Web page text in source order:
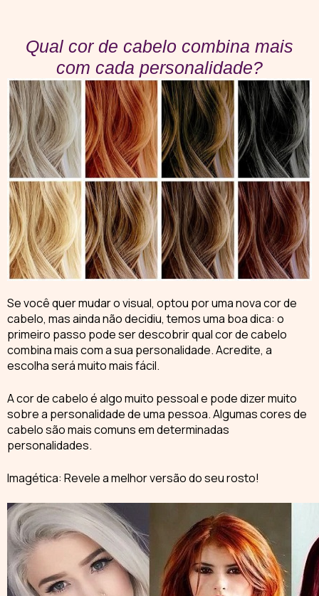
Qual cor de cabelo combina mais
com cada personalidade?
Se você quer mudar o visual, optou por uma nova cor de
cabelo, mas ainda não decidiu, temos uma boa dica: o
primeiro passo pode ser descobrir qualcor de cabelo
combina mais com a sua personalidade. Acredite, a
escolha será muito mais fácil.
A cor de cabelo é algo muito pessoal e pode dizer muito
sobre a personalidade de uma pessoa. Algumas cores de
cabelo são mais comuns em determinadas
personalidades.
Imagética: Revele a melhor versão do seu rosto!